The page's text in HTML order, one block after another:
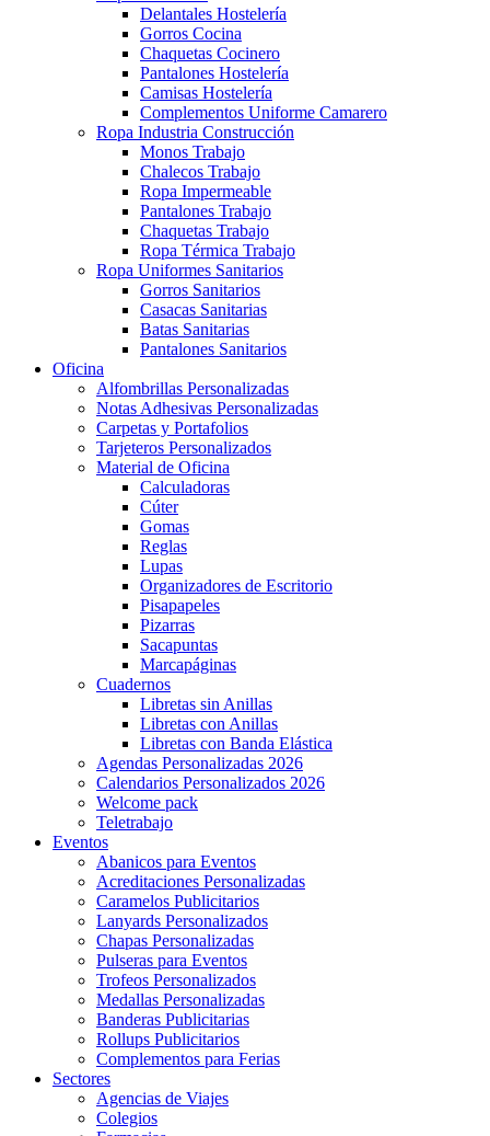
Delantales Hostelería
Gorros Cocina
Chaquetas Cocinero
Pantalones Hostelería
Camisas Hostelería
Complementos Uniforme Camarero
Ropa Industria Construcción
Monos Trabajo
Chalecos Trabajo
Ropa Impermeable
Pantalones Trabajo
Chaquetas Trabajo
Ropa Térmica Trabajo
Ropa Uniformes Sanitarios
Gorros Sanitarios
Casacas Sanitarias
Batas Sanitarias
Pantalones Sanitarios
Oficina
Alfombrillas Personalizadas
Notas Adhesivas Personalizadas
Carpetas y Portafolios
Tarjeteros Personalizados
Material de Oficina
Calculadoras
Cúter
Gomas
Reglas
Lupas
Organizadores de Escritorio
Pisapapeles
Pizarras
Sacapuntas
Marcapáginas
Cuadernos
Libretas sin Anillas
Libretas con Anillas
Libretas con Banda Elástica
Agendas Personalizadas 2026
Calendarios Personalizados 2026
Welcome pack
Teletrabajo
Eventos
Abanicos para Eventos
Acreditaciones Personalizadas
Caramelos Publicitarios
Lanyards Personalizados
Chapas Personalizadas
Pulseras para Eventos
Trofeos Personalizados
Medallas Personalizadas
Banderas Publicitarias
Rollups Publicitarios
Complementos para Ferias
Sectores
Agencias de Viajes
Colegios